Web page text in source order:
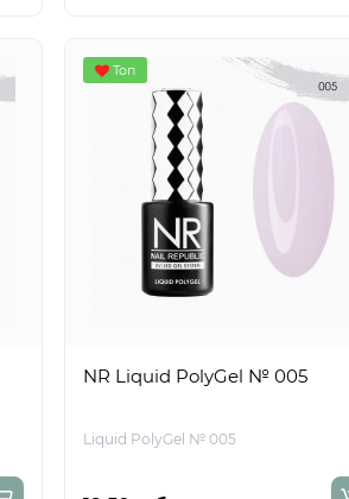
Топ
NR Liquid PolyGel № 005
Liquid PolyGel № 005